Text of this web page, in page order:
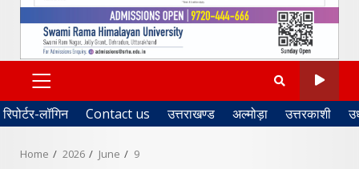
PRIMARY
MENU
रिपोर्टर-लॉगिन Contact us उत्तराखण्ड अल्मोड़ा उत्तरकाशी
Home 2026 June 9